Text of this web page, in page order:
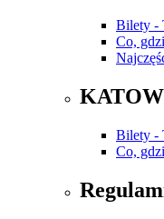
Bilety -
Co,
Bilety -
Co,